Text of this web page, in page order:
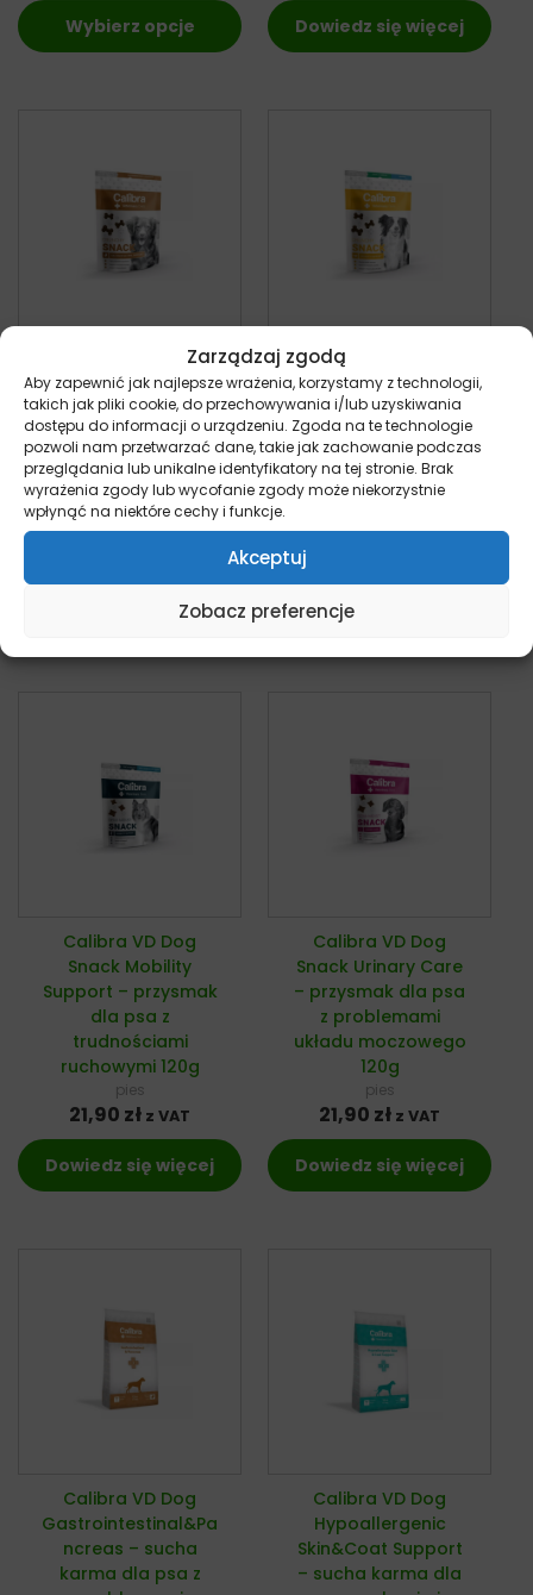
Zarządzaj zgodą
Aby zapewnić jak najlepsze wrażenia, korzystamy z technologii,
takich jak pliki cookie, do przechowywania i/lub uzyskiwania
dostępu do informacji o urządzeniu. Zgoda na te technologie
pozwoli nam przetwarzać dane, takie jak zachowanie podczas
przeglądania lub unikalne identyfikatory na tej stronie. Brak
wyrażenia zgody lub wycofanie zgody może niekorzystnie
wpłynąć na niektóre cechy i funkcje.
Akceptuj
Zobacz preferencje
Wybierz opcje Dowiedz się więcej
Calibra VD Dog
Snack
Gastrointestinal –
przysmak dla psa z
problemami
żołądkowo-
jelitowymi 120g
pies
Dowiedz się więcej
Calibra VD Dog
Snack Vitality
Support – przysmak
dla psa 120g
pies
21,90zł z VAT
Dowiedz się więcej
Calibra VD Dog
Snack Mobility
Support – przysmak
dla psa z
trudnościami
ruchowymi 120g
pies
21,90 zł z VAT
Dowiedz się więcej
Calibra VD Dog
Snack Urinary Care
– przysmak dla psa
z problemami
układu moczowego
120g
pies
21,90 zł z VAT
Dowiedz się więcej
Calibra VD Dog
Gastrointestinal&Pa
ncreas – sucha
karma dla psa z
Calibra VD Dog
Hypoallergenic
Skin&Coat Support
– sucha karma dla